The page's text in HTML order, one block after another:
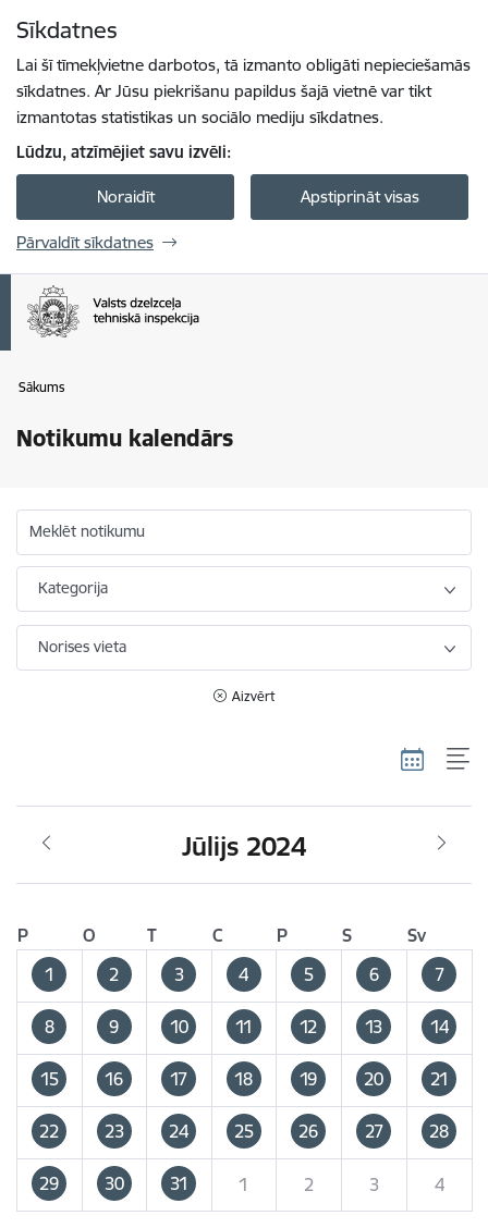
Sīkdatnes
Lai šī tīmekļvietne darbotos, tā izmanto obligāti nepieciešamās
sīkdatnes. Ar Jūsu piekrišanu papildus šajā vietnē var tikt
izmantotas statistikas un sociālo mediju sīkdatnes.
Lūdzu, atzīmējiet savu izvēli:
Noraidīt Apstiprināt visas
Pārvaldīt sīkdatnes
Sākums
Notikumu kalendārs
Meklēt notikumu
Kategorija
Norises vieta
Aizvērt
Jūlijs 2024
P O T C P S
Sv
1
2 3 4 5 6 7
8 9 10 11 12 13 14
15 16 17 18 19 20 21
22 23 24 25 26 27 28
29 30 31 1 2 3 4